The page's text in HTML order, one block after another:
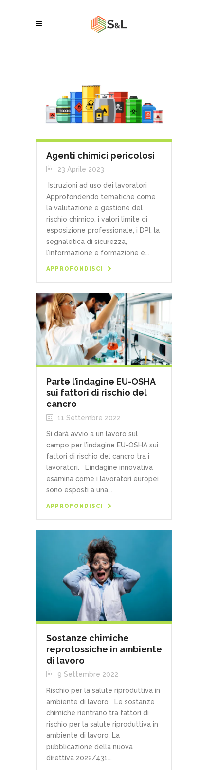
Agenti chimici pericolosi
23 Aprile 2023
Istruzioni ad uso dei lavoratori
Approfondendo tematiche come
la valutazione e gestione del
rischio chimico, i valori limite di
esposizione professionale, i DPI, la
segnaletica di sicurezza,
l’informazione e formazione e...
APPROFONDISCI
Parte l’indagine EU-OSHA
sui fattori di rischio del
cancro
11 Settembre 2022
Si darà avvio a un lavoro sul
campo per l’indagine EU-OSHA sui
fattori di rischio del cancro tra i
lavoratori. L’indagine innovativa
esamina come i lavoratori europei
sono esposti a una...
APPROFONDISCI
Sostanze chimiche
reprotossiche in ambiente
di lavoro
9 Settembre 2022
Rischio per la salute riproduttiva in
ambiente di lavoro Le sostanze
chimiche rientrano tra fattori di
rischio per la salute riproduttiva in
ambiente di lavoro. La
pubblicazione della nuova
direttiva 2022/431...